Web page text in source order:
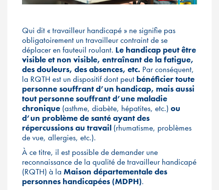
Qui dit « travailleur handicapé » ne signifie pas
obligatoirement un travailleur contraint de se
déplacer en fauteuil roulant. Le handicap peut être
visible et non visible, entraînant de la fatigue,
des douleurs, des absences, etc. Par conséquent,
la RQTH est un dispositif dont peut bénéficier toute
personne souffrant d’un handicap, mais aussi
tout personne souffrant d’une maladie
chronique (asthme, diabète, hépatites, etc.) ou
d’un problème de santé ayant des
répercussions au travail (rhumatisme, problèmes
de vue, allergies, etc.).
À ce titre, il est possible de demander une
reconnaissance de la qualité de travailleur handicapé
(RQTH) à la Maison départementale des
personnes handicapées (MDPH).